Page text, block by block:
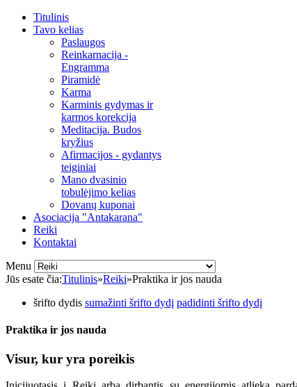
Titulinis
Tavo kelias
Paslaugos
Reinkarnacija -
Engramma
Piramidė
Karma
Karminis gydymas ir
karmos korekcija
Meditacija. Budos
kryžius
Afirmacijos - gydantys
teiginiai
Mano dvasinio
tobulėjimo kelias
Dovanų kuponai
Asociacija "Antakarana"
Reiki
Kontaktai
Menu
Jūs esate čia:Titulinis»Reiki»Praktika ir jos nauda
šrifto dydis sumažinti šrifto dydį padidinti šrifto dydį
Praktika ir jos nauda
Visur, kur yra poreikis